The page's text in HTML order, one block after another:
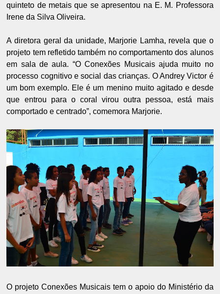
quinteto de metais que se apresentou na E. M. Professora
Irene da Silva Oliveira.
A diretora geral da unidade, Marjorie Lamha, revela que o
projeto tem refletido também no comportamento dos alunos
em sala de aula. “O Conexões Musicais ajuda muito no
processo cognitivo e social das crianças. O Andrey Victor é
um bom exemplo. Ele é um menino muito agitado e desde
que entrou para o coral virou outra pessoa, está mais
comportado e centrado”, comemora Marjorie.
O projeto Conexões Musicais tem o apoio do Ministério da